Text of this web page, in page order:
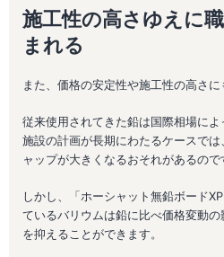
施工性の高さゆえに
まれる
また、価格の安定性や施工性の高さに
従来使用されてきた鉛は国際相場に
施設の計画が長期にわたるケースで
ャップが大きくなるおそれがあるので
しかし、「ホーシャット無鉛ボード
ているバリウムは鉛に比べ価格変動
を抑えることができます。